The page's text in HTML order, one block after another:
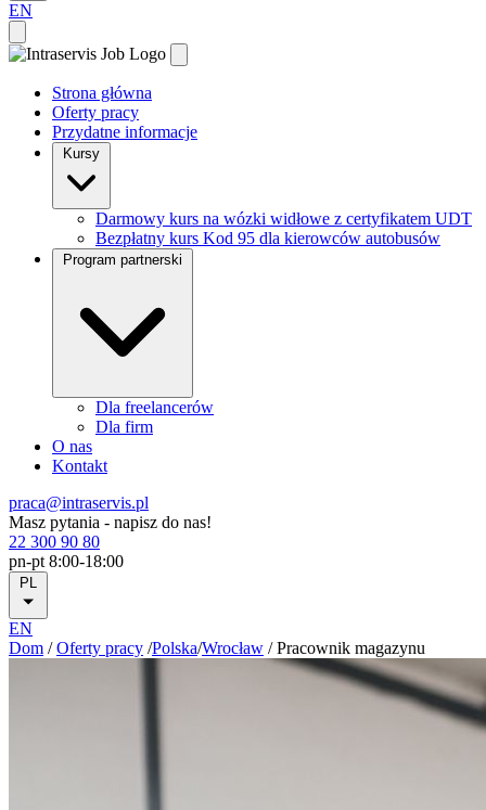
EN
Strona główna
Oferty pracy
Przydatne informacje
Darmowy kurs na wózki widłowe z certyfikatem UDT
Bezpłatny kurs Kod 95 dla kierowców autobusów
Dla freelancerów
Dla firm
O nas
Kontakt
praca@intraservis.pl
Masz pytania - napisz do nas!
22 300 90 80
pn-pt 8:00-18:00
PL
EN
Dom / Oferty pracy /Polska/Wrocław / Pracownik magazynu